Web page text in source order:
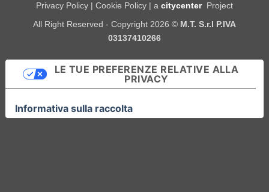
Privacy Policy | Cookie Policy | a citycenter Project
All Right Reserved - Copyright 2026 © M.T. S.r.l P.IVA
03137410266
Informativa sulla raccolta
LE TUE PREFERENZE RELATIVE ALLA
PRIVACY